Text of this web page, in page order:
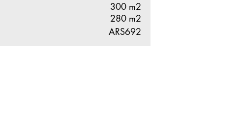
300
280
m2
m2
ARS692